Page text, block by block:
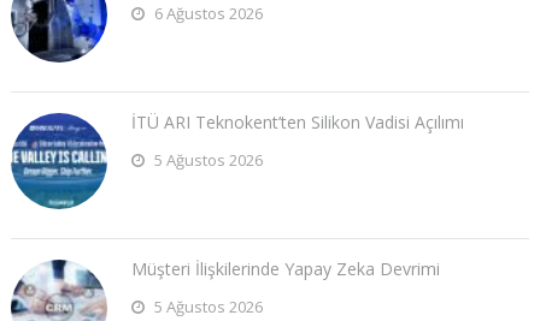
6 Ağustos 2026
İTÜ ARI Teknokent’ten Silikon Vadisi Açılımı
5 Ağustos 2026
Müşteri İlişkilerinde Yapay Zeka Devrimi
5 Ağustos 2026